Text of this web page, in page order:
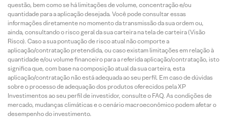
questão, bem como se há limitações de volume, concentração e/ou
quantidade para a aplicação desejada. Você pode consultar essas
informações diretamente no momento da transmissão da sua ordem ou,
ainda, consultando o risco geral da sua carteira na tela de carteira (Visão
Risco). Caso a sua pontuação de risco atual não comporte a
aplicação/contratação pretendida, ou caso existam limitações em relação à
quantidade e/ou volume financeiro para a referida aplicação/contratação, isto
significa que, com base na composição atual da sua carteira, esta
aplicação/contratação não está adequada ao seu perfil. Em caso de dúvidas
sobre o processo de adequação dos produtos oferecidos pela XP
Investimentos ao seu perfil de investidor, consulte o FAQ. As condições de
mercado, mudanças climáticas e o cenário macroeconômico podem afetar o
desempenho do investimento.